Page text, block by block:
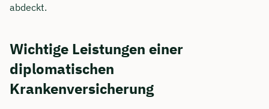
abdeckt.
Wichtige Leistungen einer
diplomatischen
Krankenversicherung